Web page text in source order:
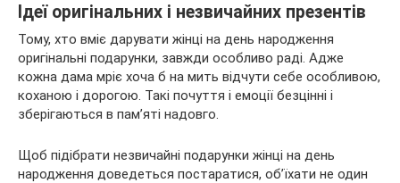
Ідеї оригінальних і незвичайних презентів
Тому, хто вміє дарувати жінці на день народження
оригінальні подарунки, завжди особливо раді. Адже
кожна дама мріє хоча б на мить відчути себе особливою,
коханою і дорогою. Такі почуття і емоції безцінні і
зберігаються в пам’яті надовго.
Щоб підібрати незвичайні подарунки жінці на день
народження доведеться постаратися, об’їхати не один